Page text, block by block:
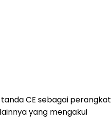
CE sebagai perangkat
yang mengakui